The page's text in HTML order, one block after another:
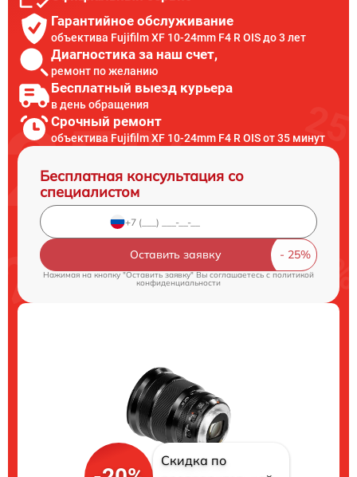
Гарантийное обслуживание
объектива Fujifilm XF 10-24mm F4 R OIS до 3 лет
Диагностика за наш счет,
ремонт по желанию
Бесплатный выезд курьера
в день обращения
Срочный ремонт
объектива Fujifilm XF 10-24mm F4 R OIS от 35 минут
Бесплатная консультация со
специалистом
Оставить заявку
Нажимая на кнопку "Оставить заявку" Вы соглашаетесь c политикой
конфиденциальности
Скидка по